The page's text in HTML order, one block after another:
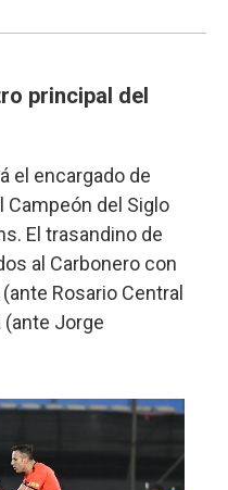
principal del
el encargado de
Campeón del Siglo
El trasandino de
al Carbonero con
Rosario Central
(ante Jorge